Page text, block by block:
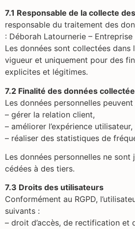
7.1 Responsable de la collecte
responsable du traitement des
: Déborah Latournerie –
Les données sont collectées dans
vigueur et uniquement pour des
explicites et légitimes.
7.2 Finalité des données
Les données personnelles
– gérer la relation client,
– améliorer l’expérience utilisateur,
– réaliser des statistiques de
Les données personnelles ne sont
cédées à des tiers.
7.3 Droits des utilisateurs
Conformément au RGPD,
suivants :
– droit d’accès, de rectification et